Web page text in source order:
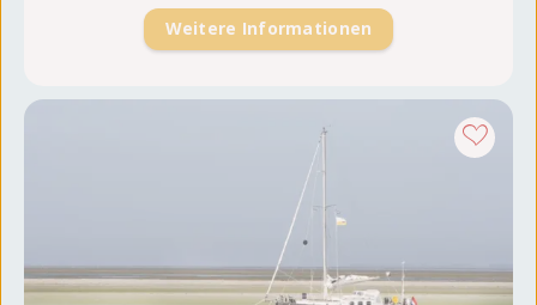
Weitere Informationen